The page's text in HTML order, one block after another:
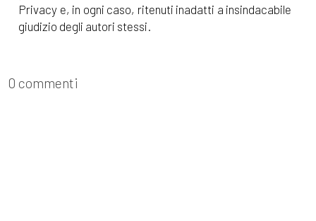
Privacy e, in ogni caso, ritenuti inadatti a insindacabile
giudizio degli autori stessi.
0 commenti